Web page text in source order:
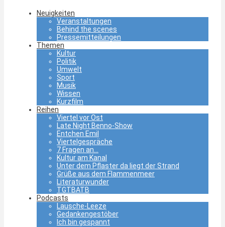
Neuigkeiten
Veranstaltungen
Behind the scenes
Pressemitteilungen
Themen
Kultur
Politik
Umwelt
Sport
Musik
Wissen
Kurzfilm
Reihen
Viertel vor Ost
Late Night Benno-Show
Entchen Emil
Viertelgespräche
7 Fragen an…
Kultur am Kanal
Unter dem Pflaster da liegt der Strand
Grüße aus dem Flammenmeer
Literaturwunder
TGTBATB
Podcasts
Lausche-Leeze
Gedankengestöber
Ich bin gespannt